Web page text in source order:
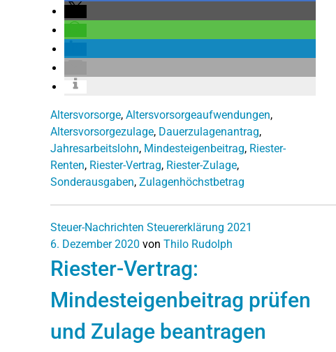
Altersvorsorge, Altersvorsorgeaufwendungen,
Altersvorsorgezulage, Dauerzulagenantrag,
Jahresarbeitslohn, Mindesteigenbeitrag, Riester-
Renten, Riester-Vertrag, Riester-Zulage,
Sonderausgaben, Zulagenhöchstbetrag
Steuer-Nachrichten Steuererklärung 2021
6. Dezember 2020 von Thilo Rudolph
Riester-Vertrag:
Mindesteigenbeitrag prüfen
und Zulage beantragen